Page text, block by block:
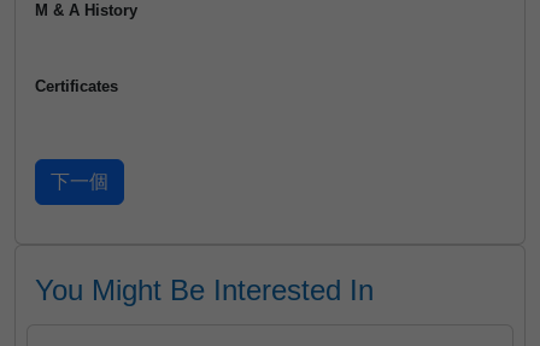
M & A History
Certificates
You Might Be Interested In